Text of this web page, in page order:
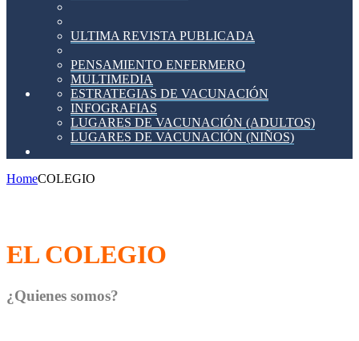
ULTIMA REVISTA PUBLICADA
PENSAMIENTO ENFERMERO
MULTIMEDIA
ESTRATEGIAS DE VACUNACIÓN
INFOGRAFIAS
LUGARES DE VACUNACIÓN (ADULTOS)
LUGARES DE VACUNACIÓN (NIÑOS)
HomeCOLEGIO
EL COLEGIO
¿Quienes somos?